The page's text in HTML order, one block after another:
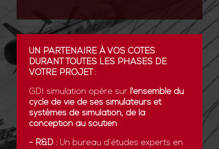
UN PARTENAIRE À VOS CÔTÉS
DURANT TOUTES LES PHASES DE
VOTRE PROJET :
GDI simulation opère sur l'ensemble du
cycle de vie de ses simulateurs et
systèmes de simulation, de la
conception au soutien:
- R&D :Un bureau d’études experts en